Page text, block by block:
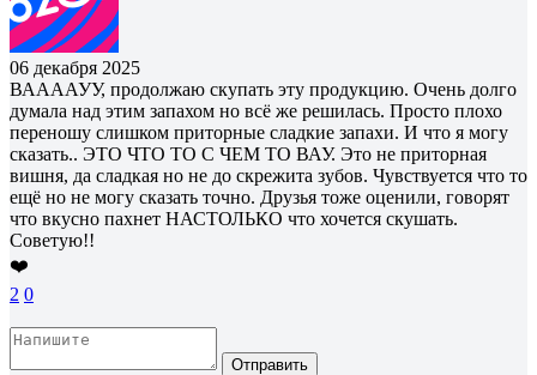
06 декабря 2025
ВААААУУ, продолжаю скупать эту продукцию. Очень долго
думала над этим запахом но всё же решилась. Просто плохо
переношу слишком приторные сладкие запахи. И что я могу
сказать.. ЭТО ЧТО ТО С ЧЕМ ТО ВАУ. Это не приторная
вишня, да сладкая но не до скрежита зубов. Чувствуется что то
ещё но не могу сказать точно. Друзья тоже оценили, говорят
что вкусно пахнет НАСТОЛЬКО что хочется скушать.
Советую!!
❤️
2 0
Отправить